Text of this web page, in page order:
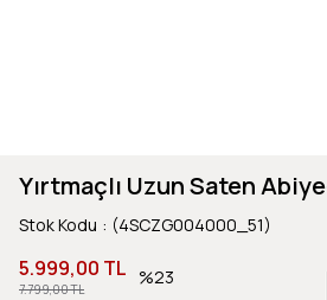
Yırtmaçlı Uzun Saten
Stok Kodu (4SCZG004000_51)
7.799,00 TL
5.999,00 TL 23